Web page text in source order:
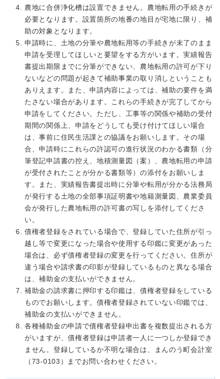
農地に合併浄化槽は設置できません。農地転用の手続きが
必要となります。設置箇所の地番の地目が宅地に限り、補
助の対象となります。
申請時に、土地の分筆や農地転用等の手続きが未了のまま
申請を受理してほしいと要望をする方がいます。実績報告
書提出期限までに分筆ができない、農地転用の許可が下り
ないなどの問題が起きて補助事業の取り消しということも
ありえます。また、申請内容によっては、補助の要件を満
たさない場合があります。これらの手続きが完了してから
申請をしてください。ただし、工事等の関係や補助の受付
期間の関係上、申請をどうしても受け付けてほしい場合
は、事前に住民生活課との協議をお願いします。その場
合、申請時にこれらの許認可の進行状況のわかる書類（分
筆登記申請書の控え、地積測量図（案）、農地転用の申請
が受付されたことが分かる書類等）の添付をお願いしま
す。また、実績報告書提出時に分筆や転用が分かる法務局
が発行する土地の全部事項証明書や地籍測量図、農業委員
会が発行した農地転用の許可書の写しを添付してくださ
い。
債権者登録をされている場合で、登録していた住所が引っ
越し等で変更になった場合や使用する印鑑に変更があった
場合は、必ず債権者登録の変更を行ってください。住所が
違う場合や請求書の印影が登録しているものと異なる場合
は、補助金の支払いができません。
補助金の請求書に押印する印鑑は、債権者登録をしている
ものでお願いします。債権者登録されていない印鑑では、
補助金の支払いができません。
各種補助金の申請で債権者登録申出書を複数提出される方
がいますが、債権者登録は申請者一人に一つしか登録でき
ません。登録しているか不明な場合は、まんのう町会計室
（73-0103）までお問い合わせください。